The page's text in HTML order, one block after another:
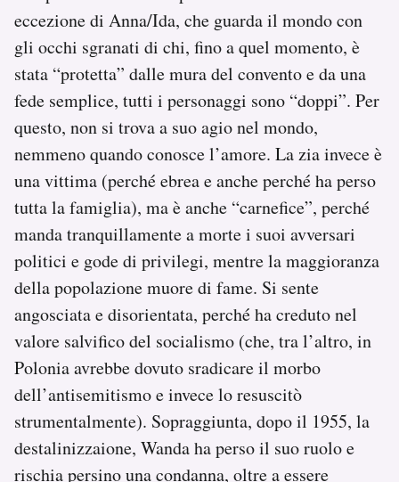
eccezione di Anna/Ida, che guarda il mondo con
gli occhi sgranati di chi, fino a quel momento, è
stata “protetta” dalle mura del convento e da una
fede semplice, tutti i personaggi sono “doppi”. Per
questo, non si trova a suo agio nel mondo,
nemmeno quando conosce l’amore. La zia invece è
una vittima (perché ebrea e anche perché ha perso
tutta la famiglia), ma è anche “carnefice”, perché
manda tranquillamente a morte i suoi avversari
politici e gode di privilegi, mentre la maggioranza
della popolazione muore di fame. Si sente
angosciata e disorientata, perché ha creduto nel
valore salvifico del socialismo (che, tra l’altro, in
Polonia avrebbe dovuto sradicare il morbo
dell’antisemitismo e invece lo resuscitò
strumentalmente). Sopraggiunta, dopo il 1955, la
destalinizzaione, Wanda ha perso il suo ruolo e
rischia persino una condanna, oltre a essere